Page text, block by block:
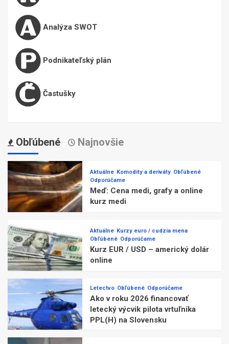
Analýza SWOT
Podnikateľský plán
Častušky
Obľúbené Najnovšie
Aktuálne Komodity a deriváty Obľúbené
Odporúčame
Meď: Cena medi, grafy a online
kurz medi
Aktuálne Kurzy euro / cudzia mena
Obľúbené Odporúčame
Kurz EUR / USD – americký dolár
online
Letectvo Obľúbené Odporúčame
Ako v roku 2026 financovať
letecký výcvik pilota vrtuľníka
PPL(H) na Slovensku